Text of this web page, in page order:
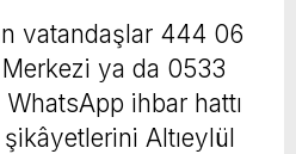
vatandaşlar 444 06
ya da 0533
WhatsApp ihbar hattı
Altıeylül